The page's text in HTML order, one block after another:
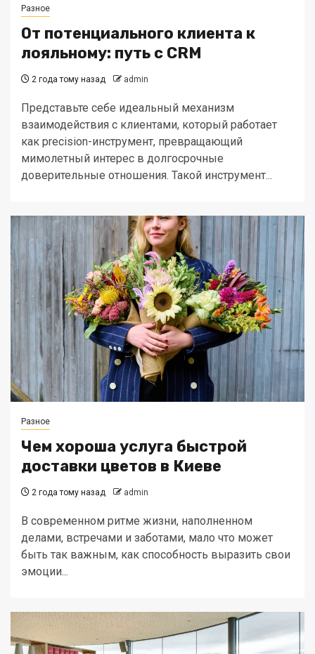
Разное
От потенциального клиента к
лояльному: путь с CRM
2 года тому назад admin
Представьте себе идеальный механизм
взаимодействия с клиентами, который работает
как precision-инструмент, превращающий
мимолетный интерес в долгосрочные
доверительные отношения. Такой инструмент...
Разное
Чем хороша услуга быстрой
доставки цветов в Киеве
2 года тому назад admin
В современном ритме жизни, наполненном
делами, встречами и заботами, мало что может
быть так важным, как способность выразить свои
эмоции...